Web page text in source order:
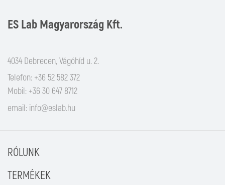
ES Lab Magyarország Kft.
4034 Debrecen, Vágóhíd u. 2.
Telefon: +36 52 582 372
Mobil: +36 30 647 8712
email: info@eslab.hu
RÓLUNK
TERMÉKEK